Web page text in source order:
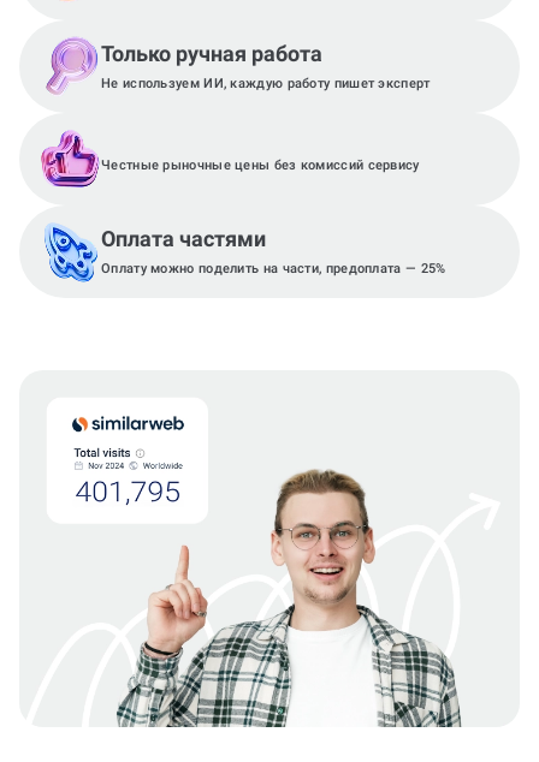
Только ручная работа
Не используем ИИ, каждую работу пишет эксперт
Честные рыночные цены без комиссий сервису
Оплата частями
Оплату можно поделить на части, предоплата — 25%